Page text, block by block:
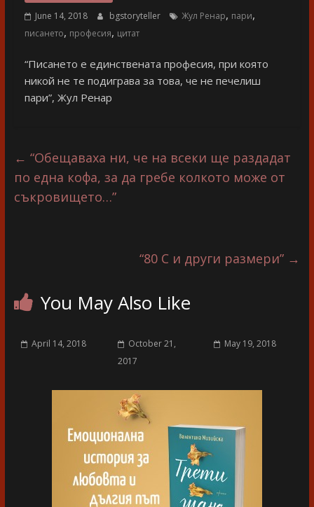
разказ
June 14, 2018
bgstoryteller Жул Ренар, пари,
писането, професия, цитат
“Писането е единствената професия, при която
никой не те подиграва за това, че не печелиш
пари”, Жул Ренар
← “Обещаваха ни, че на всеки ще раздадат
по една кофа, за да гребе колкото може от
съкровището…”
“80 С и други размери” →
You May Also Like
April 14, 2018
October 21,
2017
May 19, 2018